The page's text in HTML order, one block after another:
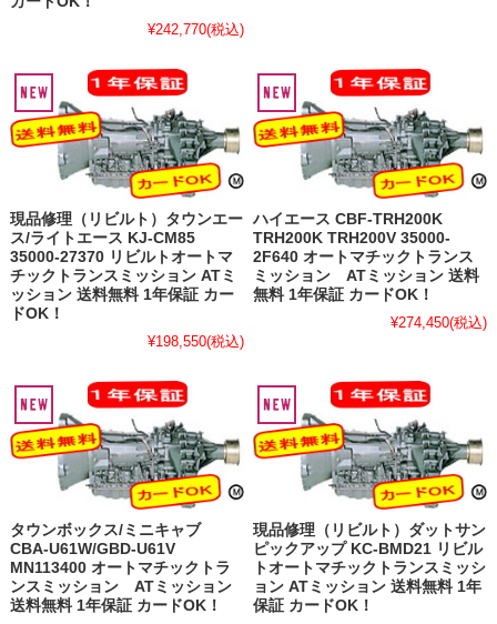
¥242,770(税込)
現品修理（リビルト）タウンエー
ス/ライトエース KJ-CM85
35000-27370 リビルトオートマ
チックトランスミッション ATミ
ッション 送料無料 1年保証 カー
ドOK！
¥198,550(税込)
ハイエース CBF-TRH200K
TRH200K TRH200V 35000-
2F640 オートマチックトランス
ミッション ATミッション 送料
無料 1年保証 カードOK！
¥274,450(税込)
タウンボックス/ミニキャブ
CBA-U61W/GBD-U61V
MN113400 オートマチックトラ
ンスミッション ATミッション
送料無料 1年保証 カードOK！
現品修理（リビルト）ダットサン
ピックアップ KC-BMD21 リビル
トオートマチックトランスミッシ
ョン ATミッション 送料無料 1年
保証 カードOK！